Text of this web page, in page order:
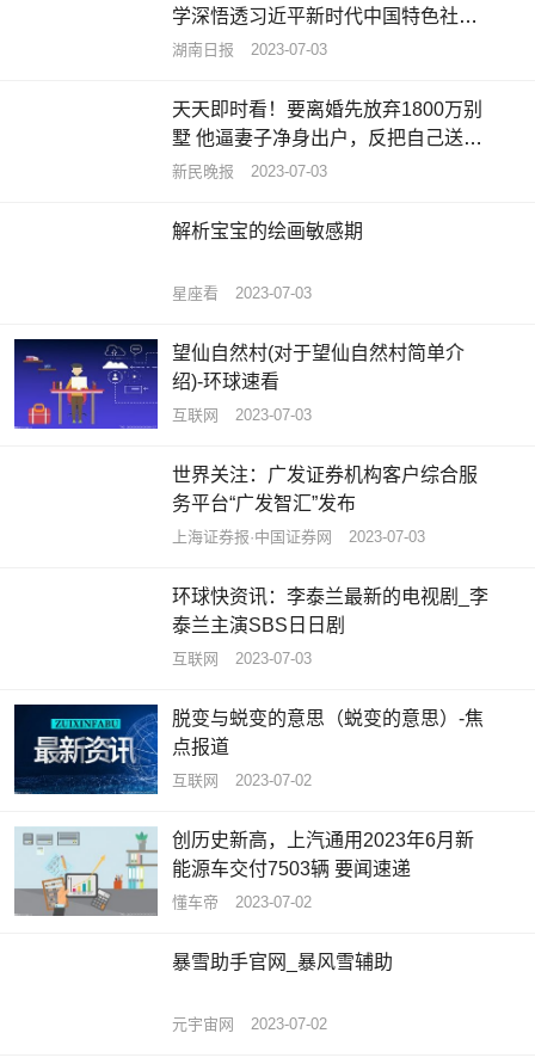
学深悟透习近平新时代中国特色社会
主义思想之六 热头条
湖南日报 2023-07-03
天天即时看！要离婚先放弃1800万别
墅 他逼妻子净身出户，反把自己送进
班房
新民晚报 2023-07-03
解析宝宝的绘画敏感期
星座看 2023-07-03
望仙自然村(对于望仙自然村简单介
绍)-环球速看
互联网 2023-07-03
世界关注：广发证券机构客户综合服
务平台“广发智汇”发布
上海证券报·中国证券网 2023-07-03
环球快资讯：李泰兰最新的电视剧_李
泰兰主演SBS日日剧
互联网 2023-07-03
脱变与蜕变的意思（蜕变的意思）-焦
点报道
互联网 2023-07-02
创历史新高，上汽通用2023年6月新
能源车交付7503辆 要闻速递
懂车帝 2023-07-02
暴雪助手官网_暴风雪辅助
元宇宙网 2023-07-02